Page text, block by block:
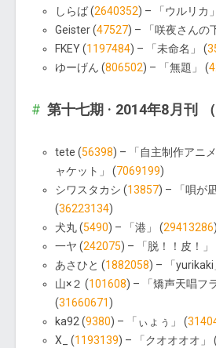
しらば (2640352) – 「ウルリカ
Geister (47527) – 「咲夜さんの
FKEY (1197484) – 「未命名」 (
ゆーげん (806502) – 「無題」 (
第十七期 · 2014年8月刊 （
tete (56398) – 「自主制作アニ
ャケット」 (7069199)
シワスタカシ (13857) – 「唄が
(36223134)
犬丸 (5490) – 「港」 (29413286)
一ヤ (242075) – 「脱！！皮！」
あさひと (1882058) – 「yurikaki
山×２ (101608) – 「矯声天唱フ
(31660671 )
ka92 (9380) – 「ぃょぅ」 (
X_ (1193139) – 「クオオオオ」 (